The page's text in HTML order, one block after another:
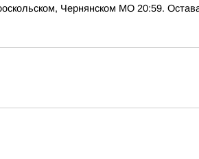
Чернянском МО 20:59.